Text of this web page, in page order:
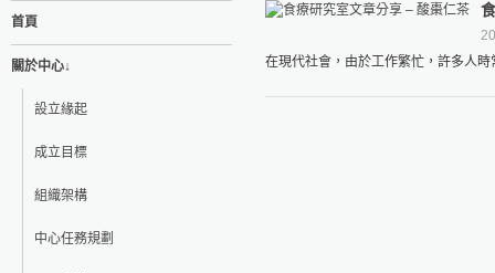
首頁
關於中心↓
設立緣起
成立目標
組織架構
中心任務規劃
在現代社會，由於工作繁忙，許多人